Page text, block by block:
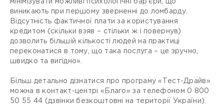
мінімізувати можливі психологічні бар’єри, що
виникають при першому зверненні до ломбарду.
Відсутність фактичної плати за користування
кредитом (скільки взяв – стільки ж і повернув)
дозволить більшій кількості людей на практиці
переконатися в тому, що така послуга – це зручно,
швидко та вигідно».
Більш детально дізнатися про програму «Тест-Драйв»
можна в контакт-центрі «Благо» за телефоном 0 800
50 55 44 (дзвінки безкоштовні на території України).